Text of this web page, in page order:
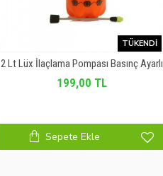
TÜKENDI
2 Lt Lüx İlaçlama Pompası Basınç Ayarlı
199,00 TL
Sepete Ekle